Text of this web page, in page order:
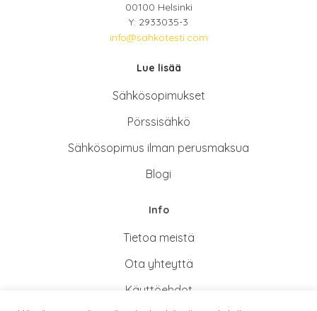
00100 Helsinki
Y: 2933035-3
info@sahkotesti.com
Lue lisää
Sähkösopimukset
Pörssisähkö
Sähkösopimus ilman perusmaksua
Blogi
Info
Tietoa meistä
Ota yhteyttä
Käyttöehdot